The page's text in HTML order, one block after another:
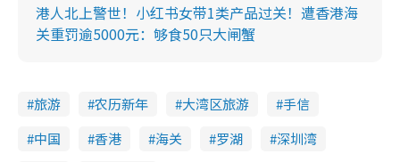
港人北上警世！小红书女带1类产品过关！遭香港海
关重罚逾5000元：够食50只大闸蟹
旅游 农历新年 大湾区旅游
手信
中国
香港 海关 罗湖
深圳湾